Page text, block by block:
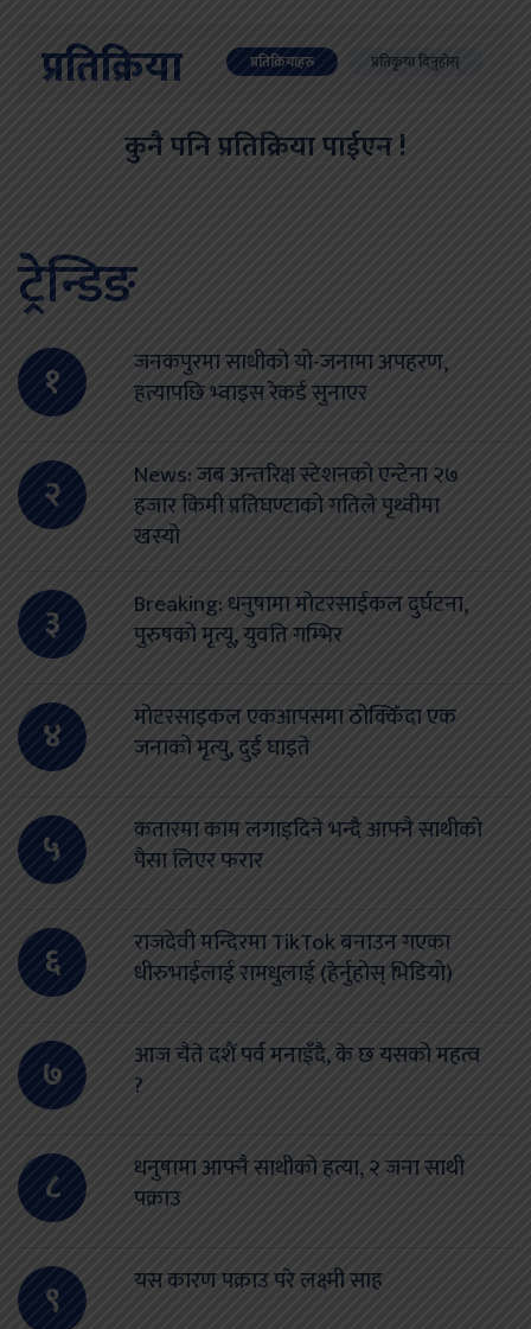
प्रतिक्रिया प्रतिक्रियाहरु प्रतिकृया दिनुहोस्
कुनै पनि प्रतिक्रिया पाईएन !
ट्रेन्डिङ
१
जनकपुरमा साथीको यो-जनामा अपहरण,
हत्यापछि भ्वाइस रेकर्ड सुनाएर
२
News: जब अन्तरिक्ष स्टेशनको एन्टेना २७
हजार किमी प्रतिघण्टाको गतिले पृथ्वीमा
खस्यो
३
Breaking: धनुषामा मोटरसाईकल दुर्घटना,
पुरुषको मृत्यू, युवति गम्भिर
४
मोटरसाइकल एकआपसमा ठोक्किँदा एक
जनाको मृत्यु, दुई घाइते
५
कतारमा काम लगाइदिने भन्दै आफ्नै साथीको
पैसा लिएर फरार
६
राजदेवी मन्दिरमा TikTok बनाउन गएका
धीरुभाईलाई रामधुलाई (हेर्नुहोस् भिडियो)
७
आज चैते दशैं पर्व मनाइँदै, के छ यसको महत्व
?
८
धनुषामा आफ्नै साथीको हत्या, २ जना साथी
पक्राउ
९ यस कारण पक्राउ परे लक्ष्मी साह